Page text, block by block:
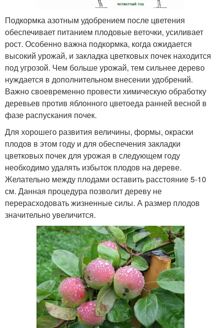
Подкормка азотным удобрением после цветения
обеспечивает питанием плодовые веточки, усиливает
рост. Особенно важна подкормка, когда ожидается
высокий урожай, и закладка цветковых почек находится
под угрозой. Чем больше урожай, тем сильнее дерево
нуждается в дополнительном внесении удобрений.
Важно своевременно провести химическую обработку
деревьев против яблонного цветоеда ранней весной в
фазе распускания почек.
Для хорошего развития величины, формы, окраски
плодов в этом году и для обеспечения закладки
цветковых почек для урожая в следующем году
необходимо удалять избыток плодов на дереве.
Желательно между плодами оставить расстояние 5-10
см. Данная процедура позволит дереву не
перерасходовать жизненные силы. А размер плодов
значительно увеличится.